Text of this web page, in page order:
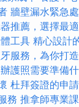
牆壁漏水緊急
推薦，選擇最
工具 精心設計
服務，為你打
辦護照需要準備
杜拜簽證的申
務 推拿師專業